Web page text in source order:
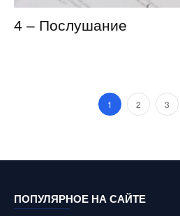
4 – Послушание
1 2 3
ПОПУЛЯРНОЕ НА САЙТЕ